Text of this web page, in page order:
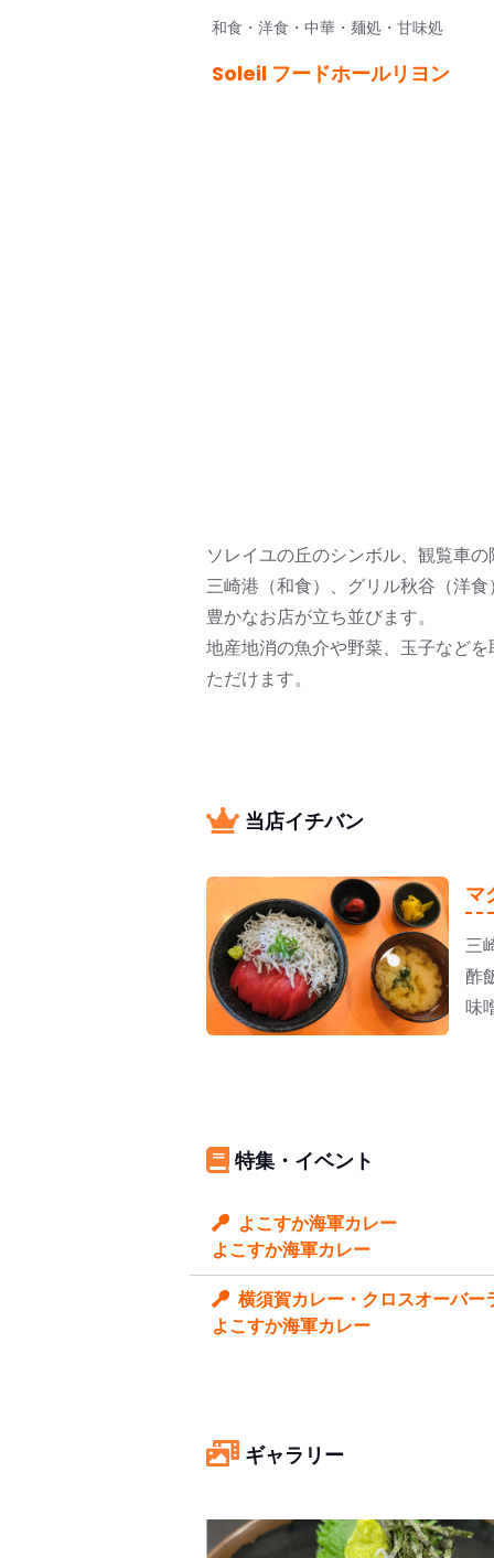
和食・洋食・中華・麺処・甘味処
Soleil フードホールリヨン
ソレイユの丘のシンボル、観覧車
三崎港（和食）、グリル秋谷（洋
豊かなお店が立ち並びます。
地産地消の魚介や野菜、玉子など
ただけます。
当店イチバン
マ
三
酢
味
特集・イベント
よこすか海軍カレー
よこすか海軍カレー
横須賀カレー・クロスオーバ
よこすか海軍カレー
ギャラリー